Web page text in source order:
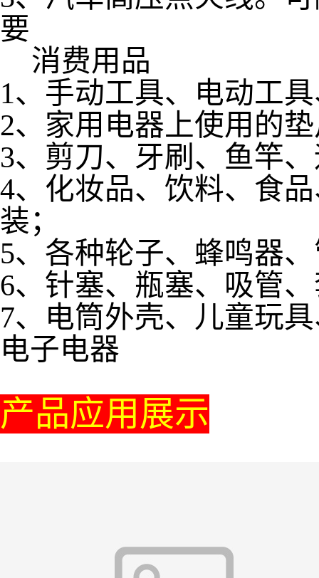
要
消费用品
1、手动工具、电动工
2、家用电器上使用的
3、剪刀、牙刷、鱼竿
4、化妆品、饮料、食
装；
5、各种轮子、蜂鸣器
6、针塞、瓶塞、吸管
7、电筒外壳、儿童玩
电子电器
产品应用展示